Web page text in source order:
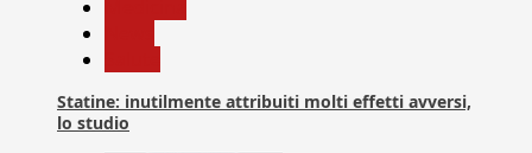
Statine: inutilmente attribuiti molti effetti avversi,
lo studio